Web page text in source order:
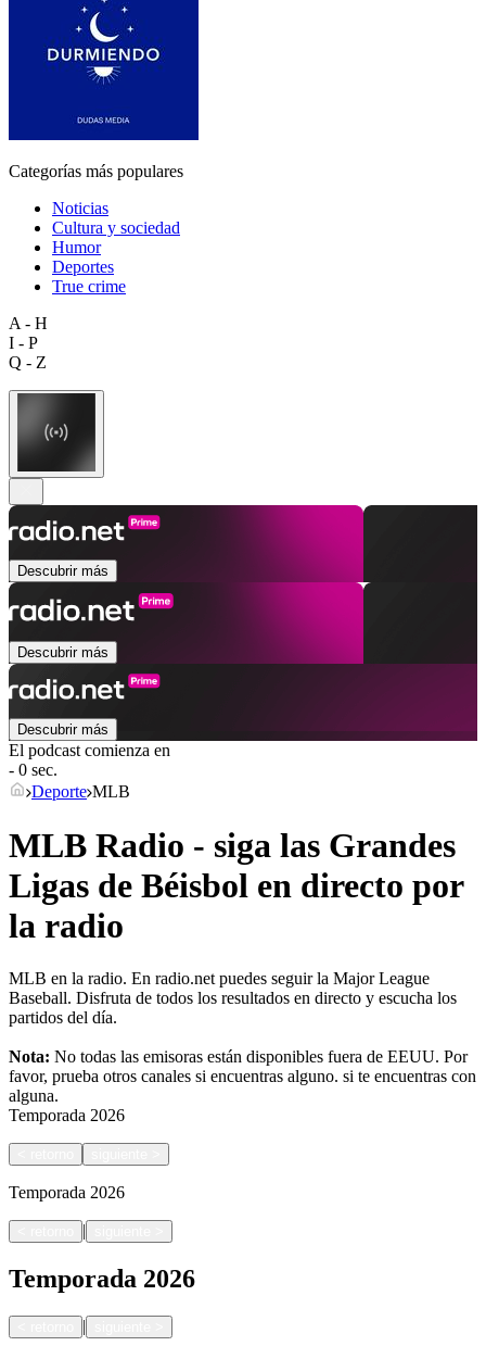
Categorías más populares
Noticias
Cultura y sociedad
Humor
Deportes
True crime
A - H
I - P
Q - Z
Descubrir más
Descubrir más
Descubrir más
El podcast comienza en
- 0 sec.
Deporte MLB
MLB Radio - siga las Grandes
Ligas de Béisbol en directo por
la radio
MLB en la radio. En radio.net puedes seguir la Major League
Baseball. Disfruta de todos los resultados en directo y escucha los
partidos del día.
Nota: No todas las emisoras están disponibles fuera de EEUU. Por
favor, prueba otros canales si encuentras alguno. si te encuentras con
alguna.
Temporada 2026
Temporada 2026
|
Temporada 2026
|